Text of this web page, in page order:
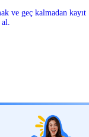
ve geç kalmadan kayıt
al.